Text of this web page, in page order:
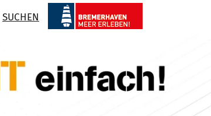
SUCHEN